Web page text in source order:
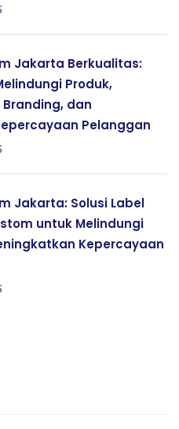
Jakarta Berkualitas:
Produk,
dan
Pelanggan
Jakarta: Solusi Label
untuk Melindungi
Kepercayaan